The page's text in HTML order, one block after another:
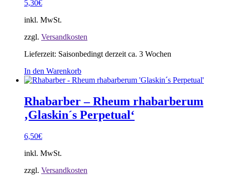
5,30€
inkl. MwSt.
zzgl. Versandkosten
Lieferzeit: Saisonbedingt derzeit ca. 3 Wochen
In den Warenkorb
Rhabarber – Rheum rhabarberum
‚Glaskin´s Perpetual‘
6,50€
inkl. MwSt.
zzgl. Versandkosten